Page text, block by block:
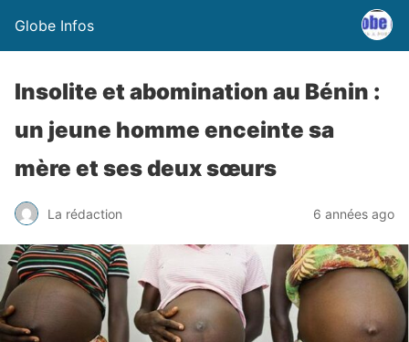
Globe Infos
Insolite et abomination au Bénin :
un jeune homme enceinte sa
mère et ses deux sœurs
La rédaction 6 années ago